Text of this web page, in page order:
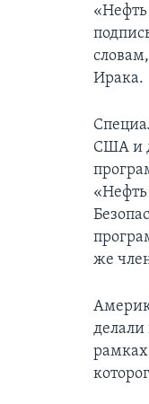
Ирака.
США и
же
делали